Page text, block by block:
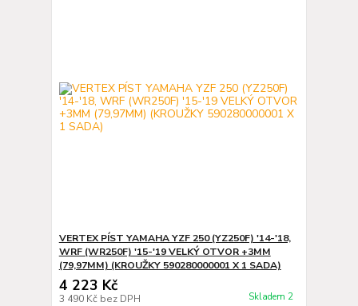
VERTEX PÍST YAMAHA YZF 250 (YZ250F) '14-'18,
WRF (WR250F) '15-'19 VELKÝ OTVOR +3MM
(79,97MM) (KROUŽKY 590280000001 X 1 SADA)
4 223 Kč
3 490 Kč bez DPH Skladem 2